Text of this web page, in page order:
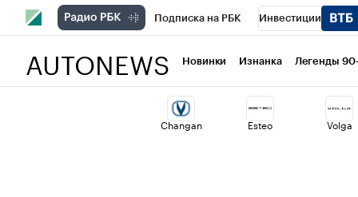
Подписка на РБК Инвестиции
Национальные проекты Город
Кредитные рейтинги Франшизы
AUTONEWS Новинки Изнанка Легенды
Changan Esteo Volga